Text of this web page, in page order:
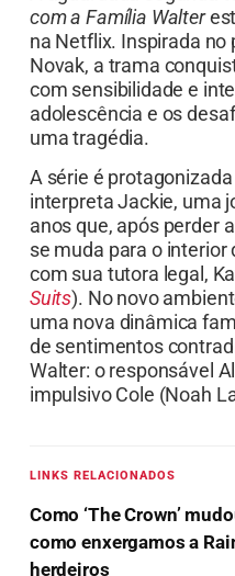
com a Família Walter
na Netflix. Inspirada no
Novak, a trama
com sensibilidade e
adolescência e os
uma tragédia.
A série é
interpreta Jackie, uma
anos que, após perder
se muda para o interior
com sua tutora legal,
Suits). No novo
uma nova dinâmica
de sentimentos
Walter: o responsável
impulsivo Cole (Noah
LINKS RELACIONADOS
Como ‘The Crown’
como enxergamos a
herdeiros